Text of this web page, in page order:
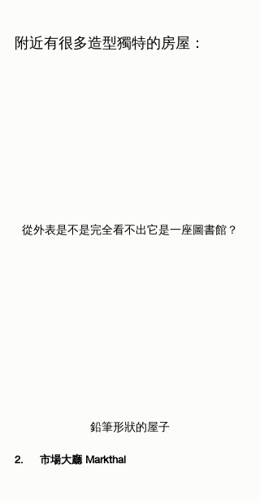
附近有很多造型獨特的房屋：
從外表是不是完全看不出它是一座圖書館？
鉛筆形狀的屋子
2.     市場大廳 Markthal